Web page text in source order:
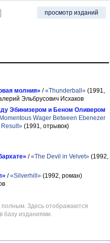
просмотр изданий
молния» /«Thunderball» (1991,
Эльбрусович Исхаков
Эбинизером и Беном Оливером
Wager Between Ebenezer
Result» (1991, отрывок)
/«The Devil in Velvet» (1992,
/«Silverhill» (1992, роман)
Здесь отображаются
базу изданиями.